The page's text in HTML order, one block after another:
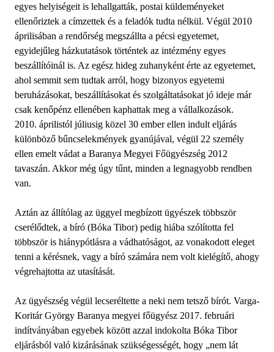
egyes helyiségeit is lehallgatták, postai küldeményeket
ellenőriztek a címzettek és a feladók tudta nélkül. Végül 2010
áprilisában a rendőrség megszállta a pécsi egyetemet,
egyidejűleg házkutatások történtek az intézmény egyes
beszállítóinál is. Az egész hideg zuhanyként érte az egyetemet,
ahol semmit sem tudtak arról, hogy bizonyos egyetemi
beruházásokat, beszállításokat és szolgáltatásokat jó ideje már
csak kenőpénz ellenében kaphattak meg a vállalkozások.
2010. áprilistól júliusig közel 30 ember ellen indult eljárás
különböző bűncselekmények gyanújával, végül 22 személy
ellen emelt vádat a Baranya Megyei Főügyészség 2012
tavaszán. Akkor még úgy tűnt, minden a legnagyobb rendben
van.
Aztán az állítólag az üggyel megbízott ügyészek többször
cserélődtek, a bíró (Bóka Tibor) pedig hiába szólította fel
többször is hiánypótlásra a vádhatóságot, az vonakodott eleget
tenni a kérésnek, vagy a bíró számára nem volt kielégítő, ahogy
végrehajtotta az utasítását.
Az ügyészség végül lecseréltette a neki nem tetsző bírót. Varga-
Koritár György Baranya megyei főügyész 2017. februári
indítványában egyebek között azzal indokolta Bóka Tibor
eljárásból való kizárásának szükségességét, hogy „nem lát